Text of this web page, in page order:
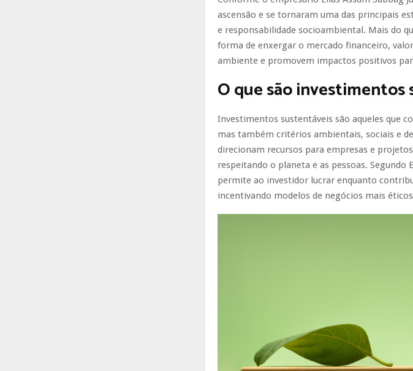
ascensão e se tornaram uma das principais
e responsabilidade socioambiental. Mais do
forma de enxergar o mercado financeiro,
ambiente e promovem impactos positivos
O que são investimentos
Investimentos sustentáveis são aqueles que
mas também critérios ambientais, sociais e
direcionam recursos para empresas e
respeitando o planeta e as pessoas. Segundo
permite ao investidor lucrar enquanto
incentivando modelos de negócios mais